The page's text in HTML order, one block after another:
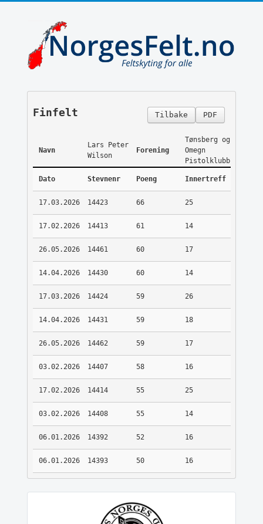
PDF
Tilbake
Finfelt
Navn
Lars Peter
Wilson
Forening
Tønsberg og
Omegn
Pistolklubb
Dato Stevnenr Poeng Innertreff
17.03.2026 14423 66 25
17.02.2026 14413 61 14
26.05.2026 14461 60 17
14.04.2026 14430 60 14
17.03.2026 14424 59 26
14.04.2026 14431 59 18
26.05.2026 14462 59 17
03.02.2026 14407 58 16
17.02.2026 14414 55 25
03.02.2026 14408 55 14
06.01.2026 14392 52 16
06.01.2026 14393 50 16